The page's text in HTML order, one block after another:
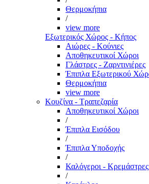
Θερμοκήπια
/
view more
Εξωτερικός Χώρος - Κήπος
Αιώρες - Κούνιες
Αποθηκευτικοί Χώροι
Γλάστρες - Ζαρντινιέρες
Έπιπλα Εξωτερικού
Θερμοκήπια
view more
Κουζίνα - Τραπεζαρία
Αποθηκευτικοί Χώροι
/
Έπιπλα Εισόδου
/
Έπιπλα Υποδοχής
/
Καλόγεροι - Κρεμάστρες
/